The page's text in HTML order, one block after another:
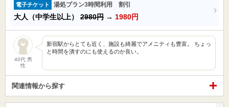
電子チケット 湯処プラン3時間利用 割引
大人（中学生以上） 2980円 → 1980円
40代 男
性
新宿駅からとても近く、施設も綺麗でアメニティも豊富。 ちょっ
と時間を潰すのにも使えるのか良い。
関連情報から探す